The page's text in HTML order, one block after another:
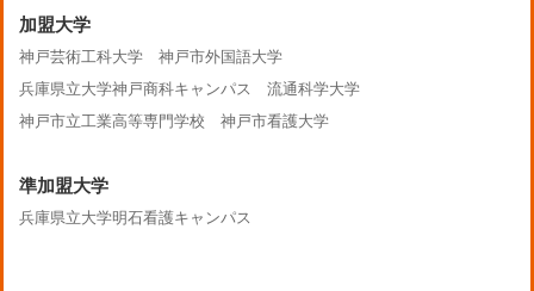
加盟大学
神戸芸術工科大学
神戸市外国語大学
兵庫県立大学神戸商科キャンパス
流通科学大学
神戸市立工業高等専門学校
神戸市看護大学
準加盟大学
兵庫県立大学明石看護キャンパス